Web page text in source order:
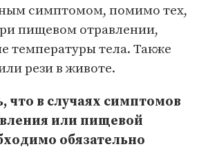
симптомом, помимо тех,
пищевом отравлении,
температуры тела. Также
рези в животе.
что в случаях симптомов
или пищевой
обязательно